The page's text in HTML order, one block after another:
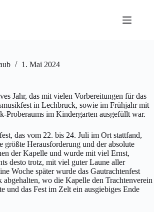
1. Mai 2024
Jahr, das mit vielen Vorbereitungen für das
in Lechbruck, sowie im Frühjahr mit
Proberaums im Kindergarten ausgefüllt war.
das vom 22. bis 24. Juli im Ort stattfand,
größte Herausforderung und der absolute
der Kapelle und wurde mit viel Ernst,
desto trotz, mit viel guter Laune aller
Woche später wurde das Gautrachtenfest
wo die Kapelle den Trachtenverein
und das Fest im Zelt ein ausgiebiges Ende